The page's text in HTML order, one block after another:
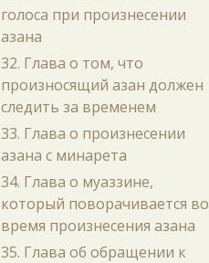
голоса при произнесении
азана
32. Глава о том, что
произносящий азан должен
следить за временем
33. Глава о произнесении
азана с минарета
34. Глава о муаззине,
который поворачивается во
время произнесения азана
35. Глава об обращении к